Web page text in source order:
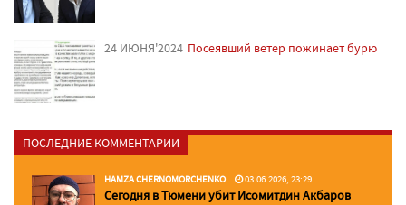
24 ИЮНЯ'2024 Посеявший ветер пожинает бурю
ПОСЛЕДНИЕ КОММЕНТАРИИ
HAMZA CHERNOMORCHENKO 03.06.2026, 23:29
Сегодня в Тюмени убит Исомитдин Акбаров